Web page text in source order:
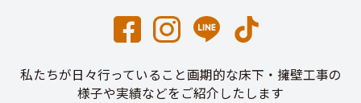
私たちが日々行っていること画期的な床下・擁壁工事の
様子や実績などをご紹介したします